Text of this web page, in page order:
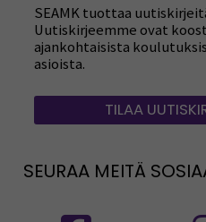
SEAMK tuottaa
Uutiskirjeemme ovat
ajankohtaisista
asioista.
TILAA
SEURAA MEITÄ